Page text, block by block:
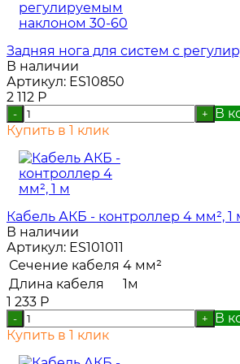
Задняя нога для систем с
В наличии
Артикул: ES10850
2 112 Р
- +
В
Купить в 1 клик
Кабель АКБ - контроллер 4 мм², 1
В наличии
Артикул: ES101011
Сечение кабеля 4 мм²
Длина кабеля
1м
1 233 Р
- +
В
Купить в 1 клик